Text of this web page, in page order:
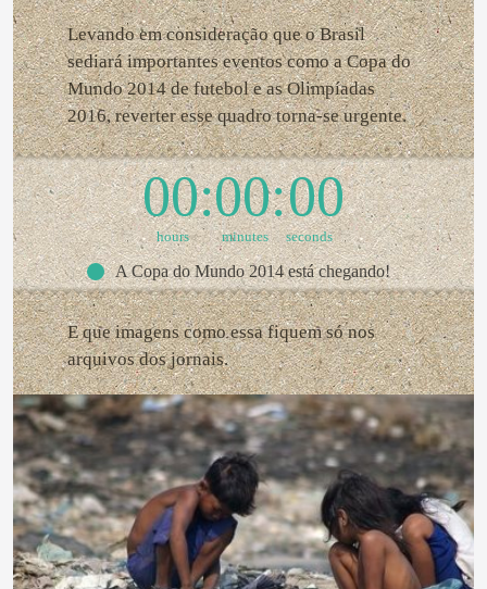
Levando em consideração que o Brasil
sediará importantes eventos como a Copa do
Mundo 2014 de futebol e as Olimpíadas
2016, reverter esse quadro torna-se urgente.
00
hours
00
minutes
00
seconds
A Copa do Mundo 2014 está chegando!
E que imagens como essa fiquem só nos
arquivos dos jornais.